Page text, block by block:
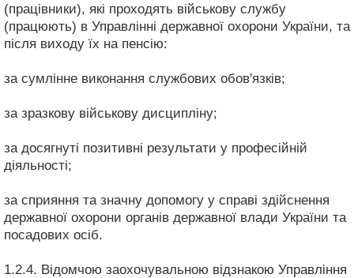
(працівники), які проходять військову службу
(працюють) в Управлінні державної охорони України, та
після виходу їх на пенсію:
за сумлінне виконання службових обов'язків;
за зразкову військову дисципліну;
за досягнуті позитивні результати у професійній
діяльності;
за сприяння та значну допомогу у справі здійснення
державної охорони органів державної влади України та
посадових осіб.
1.2.4. Відомчою заохочувальною відзнакою Управління